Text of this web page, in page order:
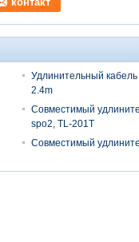
Удлинительный
2.4m
Совместимый
spo2, TL-201T
Совместимый